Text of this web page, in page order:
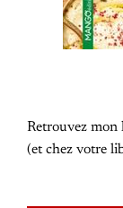
Retrouvez mon
(et chez votre